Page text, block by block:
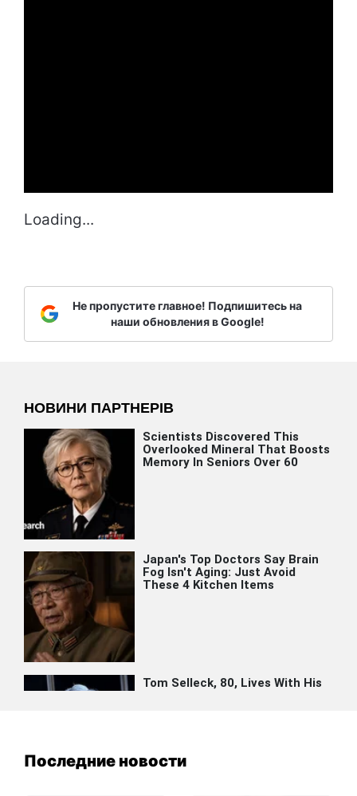
Loading...
Не пропустите главное! Подпишитесь на
наши обновления в Google!
Последние новости